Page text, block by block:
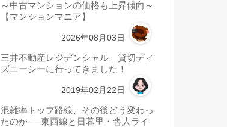
～中古マンションの価格も上昇傾向～
【マンションマニア】
2026年08月03日
三井不動産レジデンシャル 貸切ディ
ズニーシーに行ってきました！
2019年02月22日
混雑率トップ路線、その後どう変わっ
たのか──東西線と日暮里・舎人ライ